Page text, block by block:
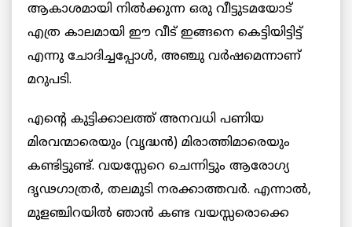
ആകാശമായി നില്‍ക്കുന്ന ഒരു വീട്ടുടമയോട്‌
എത്ര കാലമായി ഈ വീട്‌ ഇങ്ങനെ കെട്ടിയിട്ടിട്ട്‌
എന്നു ചോദിച്ചപ്പോള്‍, അഞ്ചു വര്‍ഷമെന്നാണ്‌
മറുപടി.
എന്റെ കുട്ടിക്കാലത്ത്‌ ‍അനവധി പണിയ
മിരവന്മാരെയും (വൃദ്ധൻ) മിരാത്തിമാരെയും
കണ്ടിട്ടുണ്ട്‌. വയസ്സേറെ ചെന്നിട്ടും ആരോഗ്യ
ദൃഢഗാത്രര്‍, തലമുടി നരക്കാത്തവര്‍. എന്നാല്‍,
മുളഞ്ചിറയിൽ ഞാന്‍ കണ്ട വയസ്സരൊക്കെ